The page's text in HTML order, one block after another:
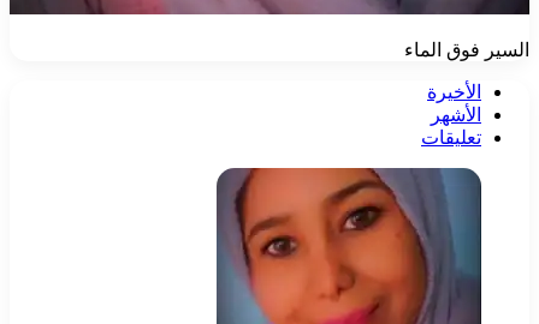
السير فوق الماء
الأخيرة
الأشهر
تعليقات